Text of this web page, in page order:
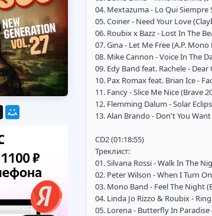
04. Mextazuma - Lo Qui Siempre
05. Coiner - Need Your Love
06. Roubix x Bazz - Lost In The
07. Gina - Let Me Free (A.P. Mono
08. Mike Cannon - Voice In The
09. Edy Band feat. Rachele -
10. Pax Romax feat. Brian Ice -
11. Fancy - Slice Me Nice (Brave
12. Flemming Dalum - Solar
13. Alan Brando - Don't You
CD2 (01:18:55)
Треклист:
01. Silvana Rossi - Walk In The
02. Peter Wilson - When I Turn
03. Mono Band - Feel The Night
04. Linda Jo Rizzo & Roubix -
05. Lorena - Butterfly In Paradise